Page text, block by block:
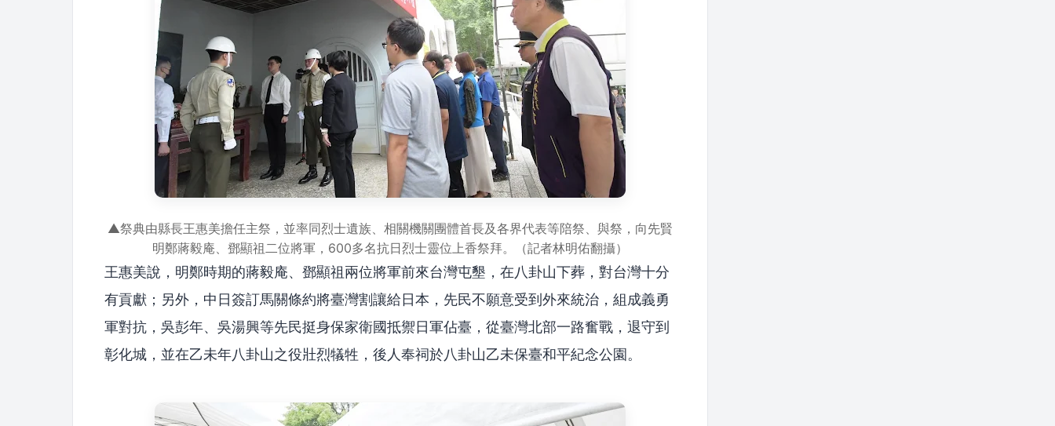
▲祭典由縣長王惠美擔任主祭，並率同烈士遺族、相關機關團體首長及各界代表等陪祭、與祭，向先賢
明鄭蔣毅庵、鄧顯祖二位將軍，600多名抗日烈士靈位上香祭拜。（記者林明佑翻攝）
王惠美說，明鄭時期的蔣毅庵、鄧顯祖兩位將軍前來台灣屯墾，在八卦山下葬，對台灣十分
有貢獻；另外，中日簽訂馬關條約將臺灣割讓給日本，先民不願意受到外來統治，組成義勇
軍對抗，吳彭年、吳湯興等先民挺身保家衛國抵禦日軍佔臺，從臺灣北部一路奮戰，退守到
彰化城，並在乙未年八卦山之役壯烈犠牲，後人奉祠於八卦山乙未保臺和平紀念公園。